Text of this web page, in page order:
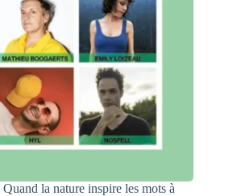
la nature inspire les mots à